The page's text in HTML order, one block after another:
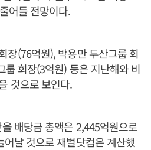
어들 전망이다.
장(76억원), 박용만 두산그룹 회
룹 회장(3억원) 등은 지난해와 비
것으로 보인다.
배당금 총액은 2,445억원으로
날 것으로 재벌닷컴은 계산했